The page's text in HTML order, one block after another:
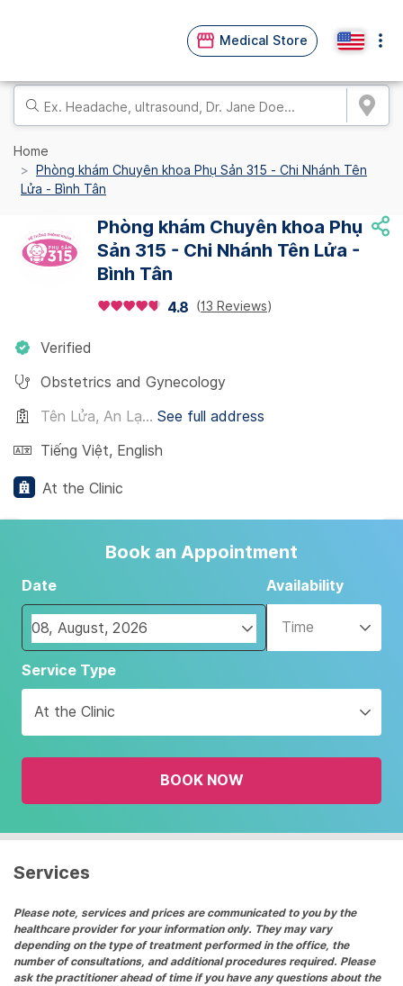
Medical Store
Home
Phòng khám Chuyên khoa Phụ Sản 315 - Chi Nhánh Tên
Lửa - Bình Tân
Phòng khám Chuyên khoa Phụ
Sản 315 - Chi Nhánh Tên Lửa -
Bình Tân
4.8 (13 Reviews)
Verified
Obstetrics and Gynecology
Tên Lửa, An Lạ... See full address
Tiếng Việt, English
At the Clinic
Book an Appointment
Date
Navigate
forward
interact
with
the
and
date.
the
question
mark
key
Availability
Time
Service Type
At the Clinic
BOOK NOW
Services
Please note, services and prices are communicated to you by the
healthcare provider for your information only. They may vary
depending on the type of treatment performed in the office, the
number of consultations, and additional procedures required. Please
ask the practitioner ahead of time if you have any questions about the